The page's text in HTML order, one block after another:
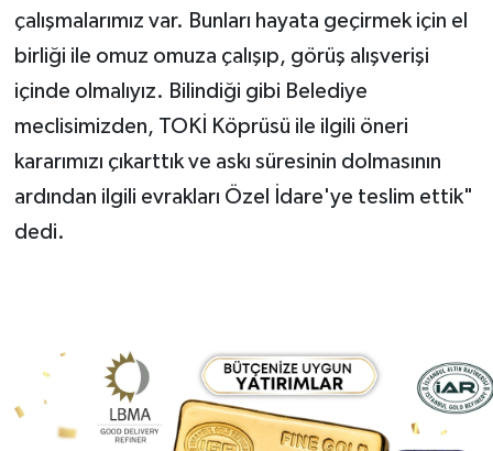
çalışmalarımız var. Bunları hayata geçirmek için el
birliği ile omuz omuza çalışıp, görüş alışverişi
içinde olmalıyız. Bilindiği gibi Belediye
meclisimizden, TOKİ Köprüsü ile ilgili öneri
kararımızı çıkarttık ve askı süresinin dolmasının
ardından ilgili evrakları Özel İdare'ye teslim ettik"
dedi.